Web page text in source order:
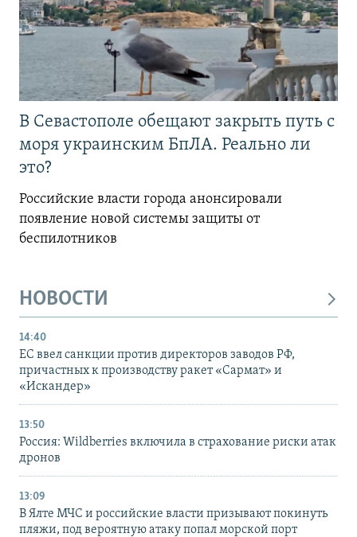
В Севастополе обещают закрыть путь с
моря украинским БпЛА. Реально ли
это?
Российские власти города анонсировали
появление новой системы защиты от
беспилотников
НОВОСТИ
14:40
ЕС ввел санкции против директоров заводов РФ,
причастных к производству ракет «Сармат» и
«Искандер»
13:50
Россия: Wildberries включила в страхование риски атак
дронов
13:09
В Ялте МЧС и российские власти призывают покинуть
пляжи, под вероятную атаку попал морской порт